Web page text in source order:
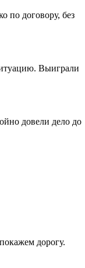
по договору, без
Выиграли
довели дело до
дорогу.